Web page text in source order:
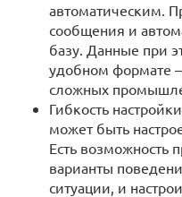
автоматическим.
сообщения и
базу. Данные при
удобном формате
сложных
Гибкость
может быть
Есть возможность
варианты
ситуации, и